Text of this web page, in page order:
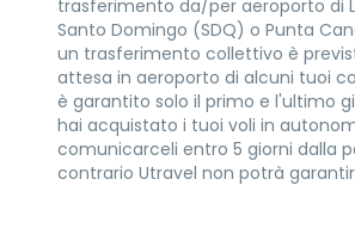
trasferimento da/per aeroporto di
Santo Domingo (SDQ) o Punta
un trasferimento collettivo è
attesa in aeroporto di alcuni tuoi
è garantito solo il primo e l'ultimo
hai acquistato i tuoi voli in
comunicarceli entro 5 giorni dalla
contrario Utravel non potrà